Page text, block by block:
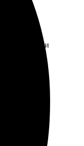
яркие и
Доставка